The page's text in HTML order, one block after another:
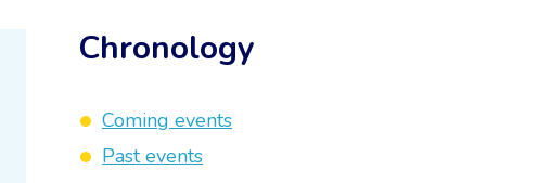
Chronology
Coming events
Past events